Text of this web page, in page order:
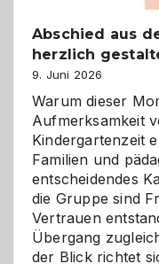
Abschied aus
herzlich
9. Juni 2026
Warum dieser
Aufmerksamkeit
Kindergartenzeit
Familien und
entscheidendes
die Gruppe sind
Vertrauen
Übergang
der Blick richtet